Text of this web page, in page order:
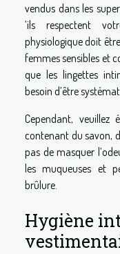
vendus dans les
’ils respectent
physiologique doit
femmes sensibles et
que les lingettes
besoin d’être
Cependant, veuillez
contenant du savon,
pas de masquer
les muqueuses et
brûlure.
Hygiène